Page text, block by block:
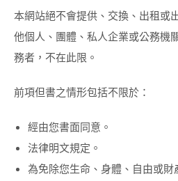
講
師
書
程
(DOGGY
FOOD
COURSE)
本網站絕不會提供、交換、出租或
他個人、團體、私人企業或公務機
務者，不在此限。
前項但書之情形包括不限於：
經由您書面同意。
法律明文規定。
為免除您生命、身體、自由或財